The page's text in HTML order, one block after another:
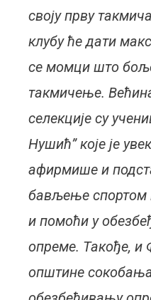
своју прву
клубу ће дати
се момци што
такмичење.
селекције су
Нушић” које је
афирмише и
бављење спортом
и помоћи у
опреме. Такође, и
општине